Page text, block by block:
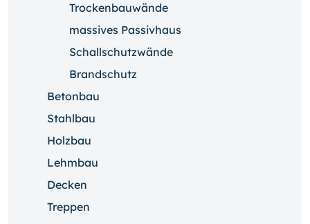
Trockenbauwände
massives Passivhaus
Schallschutzwände
Brandschutz
Betonbau
Stahlbau
Holzbau
Lehmbau
Decken
Treppen